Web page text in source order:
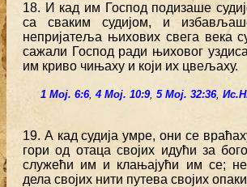
18. И кад им Господ подизаше
са сваким судијом, и
непријатеља њихових свега века
сажали Господ ради њиховог
им криво чињаху и који их цвељаху.
1 Мој. 6:6, 4 Мој. 10:9, 5 Мој. 32:36,
19. А кад судија умре, они се
гори од отаца својих идући за
служећи им и клањајући им се;
дела својих нити путева својих